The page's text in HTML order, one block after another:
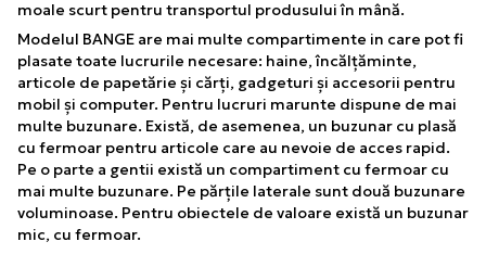
moale scurt pentru transportul produsului în mână.
Modelul BANGE are mai multe compartimente in care pot fi
plasate toate lucrurile necesare: haine, încălțăminte,
articole de papetărie și cărți, gadgeturi și accesorii pentru
mobil și computer. Pentru lucruri marunte dispune de mai
multe buzunare. Există, de asemenea, un buzunar cu plasă
cu fermoar pentru articole care au nevoie de acces rapid.
Pe o parte a gentii există un compartiment cu fermoar cu
mai multe buzunare. Pe părțile laterale sunt două buzunare
voluminoase. Pentru obiectele de valoare există un buzunar
mic, cu fermoar.